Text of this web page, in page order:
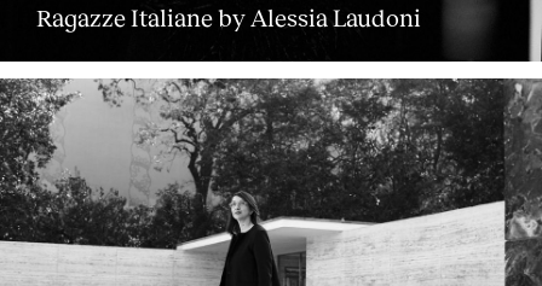
Ragazze Italiane by Alessia Laudoni